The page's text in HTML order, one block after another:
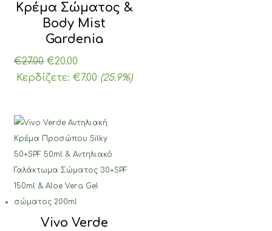
Κρέμα Σώματος &
Body Mist
Gardenia
€27.00 Original
price
€20.00
τρέχουσα
€20.00.
Κερδίζετε: €7.00 (25.9%)
Vivo Verde